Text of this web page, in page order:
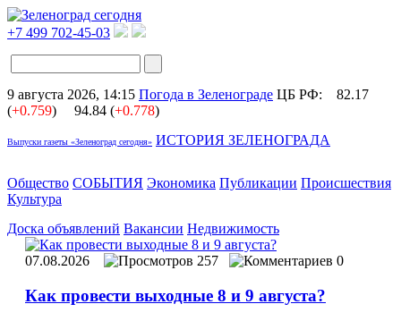
+7 499 702-45-03
9 августа 2026, 14:15 Погода в Зеленограде ЦБ РФ:
82.17
(+0.759) 94.84 (+0.778)
Выпуски газеты «Зеленоград сегодня» ИСТОРИЯ ЗЕЛЕНОГРАДА
Общество СОБЫТИЯ Экономика Публикации Происшествия
Культура
Доска объявлений Вакансии Недвижимость
07.08.2026 257 0
Как провести выходные 8 и 9 августа?